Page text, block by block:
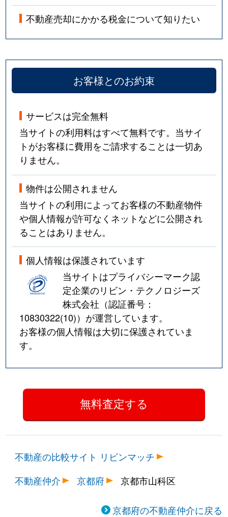
不動産売却にかかる税金について知りたい
お客様とのお約束
サービスは完全無料
当サイトの利用料はすべて無料です。当サイ
トがお客様に費用をご請求することは一切あ
りません。
物件は公開されません
当サイトの利用によってお客様の不動産物件
や個人情報が許可なくネットなどに公開され
ることはありません。
個人情報は保護されています
当サイトはプライバシーマーク認
定企業のリビン・テクノロジーズ
株式会社（認証番号：
10830322(10)）が運営しています。
お客様の個人情報は大切に保護されていま
す。
不動産の比較サイト リビンマッチ
不動産仲介
京都府 京都市山科区
京都府の不動産仲介に戻る